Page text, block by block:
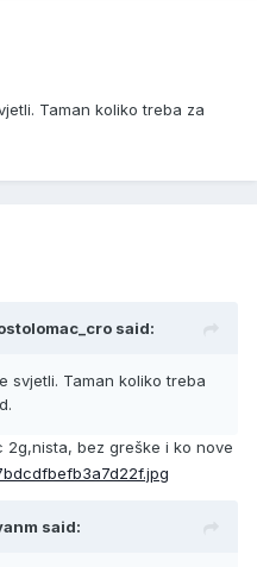
Taman koliko treba za
said:
svjetli. Taman koliko treba
2g,nista, bez greške i ko nove
said: